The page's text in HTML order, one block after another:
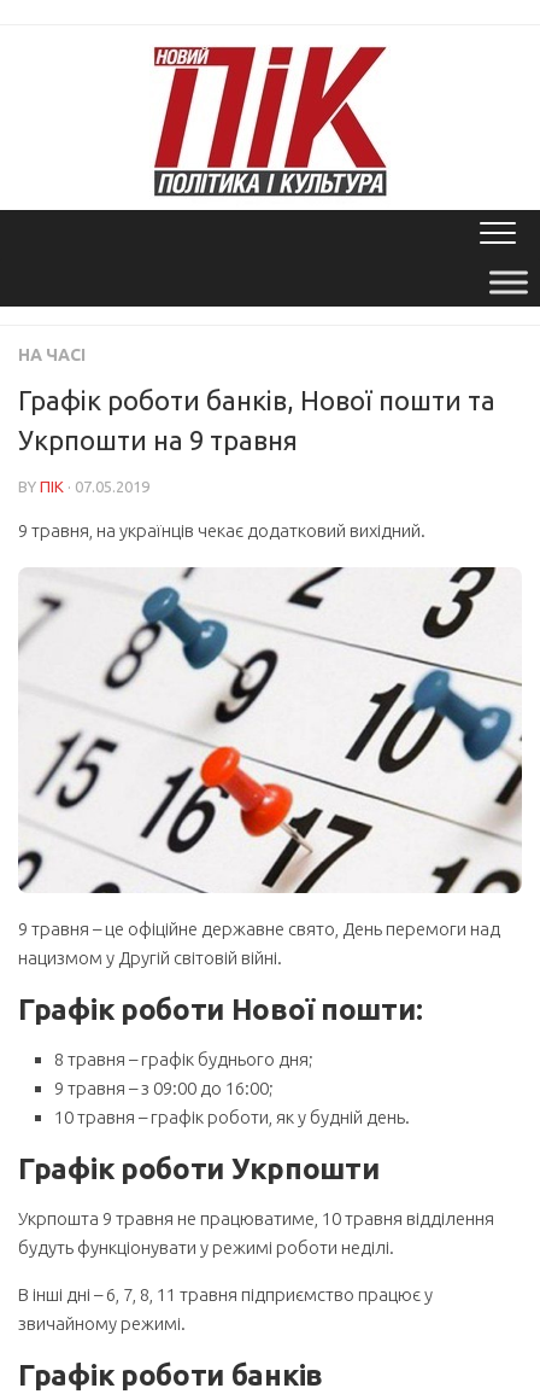
НА ЧАСІ
Графік роботи банків, Нової пошти та
Укрпошти на 9 травня
BY ПІК · 07.05.2019
9 травня, на українців чекає додатковий вихідний.
9 травня – це офіційне державне свято, День перемоги над
нацизмом у Другій світовій війні.
Графік роботи Нової пошти:
8 травня – графік буднього дня;
9 травня – з 09:00 до 16:00;
10 травня – графік роботи, як у будній день.
Графік роботи Укрпошти
Укрпошта 9 травня не працюватиме, 10 травня відділення
будуть функціонувати у режимі роботи неділі.
В інші дні – 6, 7, 8, 11 травня підприємство працює у
звичайному режимі.
Графік роботи банків